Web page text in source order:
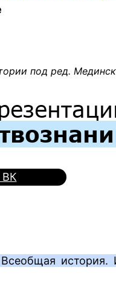
под ред.
ВК
история.